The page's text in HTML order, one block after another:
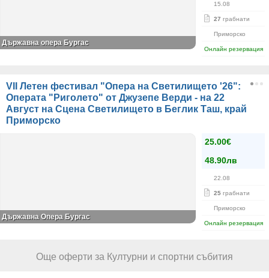
15.08
27 грабнати
Приморско
Онлайн резервация
Държавна опера Бургас
VII Летен фестивал "Опера на Светилището '26":
Операта "Риголето" от Джузепе Верди - на 22
Август на Сцена Светилището в Беглик Таш, край
Приморско
25.00€
48.90лв
22.08
25 грабнати
Приморско
Онлайн резервация
Държавна Опера Бургас
Още оферти за Културни и спортни събития